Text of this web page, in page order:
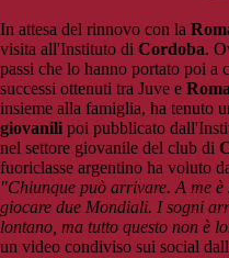
In attesa del rinnovo con la
visita all'Instituto di Cordoba.
passi che lo hanno portato poi
successi ottenuti tra Juve e
insieme alla famiglia, ha tenuto
giovanili poi pubblicato
nel settore giovanile del club di
fuoriclasse argentino ha voluto
"Chiunque può arrivare. A me
giocare due Mondiali. I sogni
lontano, ma tutto questo non è
un video condiviso sui social